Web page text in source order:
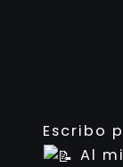
Escribo
Al